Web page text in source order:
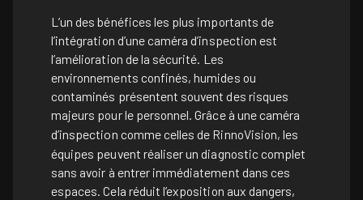
L’un des bénéfices les plus importants de
l’intégration d’une caméra d’inspection est
l’amélioration de la sécurité. Les
environnements confinés, humides ou
contaminés présentent souvent des risques
majeurs pour le personnel.Grâce à une caméra
d’inspection comme celles de RinnoVision, les
équipes peuvent réaliser un diagnostic complet
sans avoir à entrer immédiatement dans ces
espaces. Cela réduit l’exposition aux dangers,